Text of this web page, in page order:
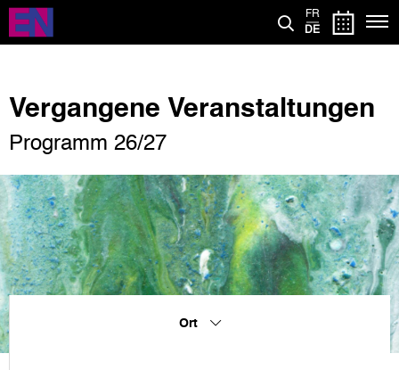
Direkt
zum
Inhalt
FR
DE
Vergangene Veranstaltungen
Programm 26/27
Ort